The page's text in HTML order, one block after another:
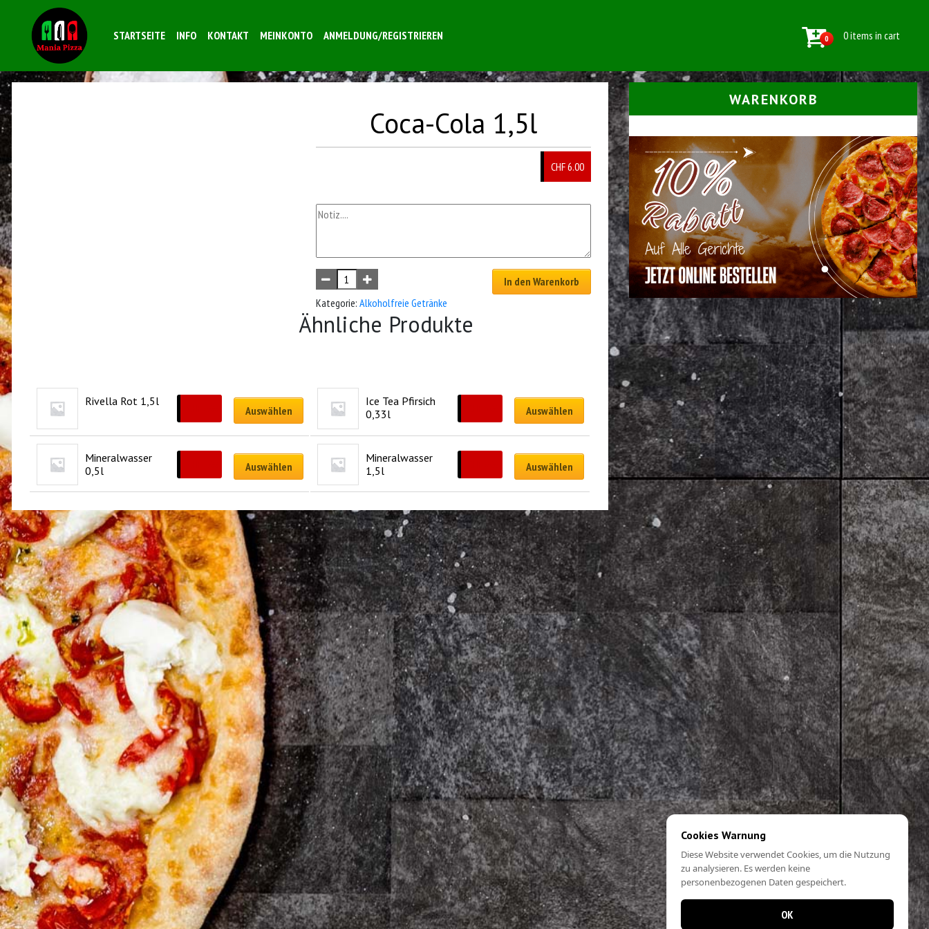
STARTSEITE INFO KONTAKT MEINKONTO ANMELDUNG/REGISTRIEREN 0 0 items in cart
Coca-Cola 1,5l
CHF 6.00
In den Warenkorb
Kategorie: Alkoholfreie Getränke
Ähnliche Produkte
Rivella Rot 1,5l
Auswählen
Ice Tea Pfirsich
0,33l
Auswählen
Mineralwasser
0,5l
Auswählen
Mineralwasser
1,5l
Auswählen
WARENKORB
Cookies Warnung
Diese Website verwendet Cookies, um die Nutzung
zu analysieren. Es werden keine
personenbezogenen Daten gespeichert.
OK